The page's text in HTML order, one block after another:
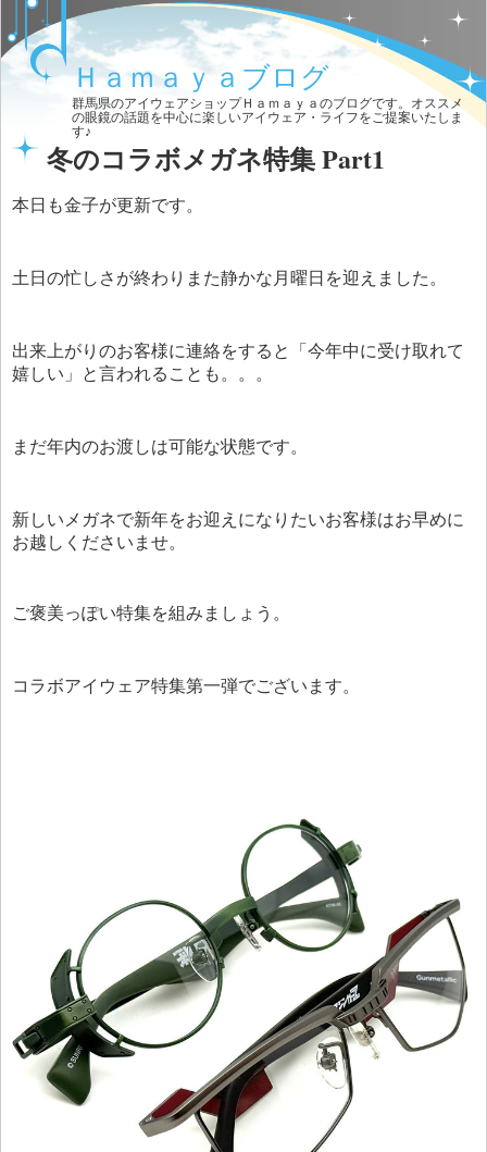
Ｈａｍａｙａブログ
群馬県のアイウェアショップＨａｍａｙａのブログです。オススメ
の眼鏡の話題を中心に楽しいアイウェア・ライフをご提案いたしま
す♪
冬のコラボメガネ特集 Part1
本日も金子が更新です。
土日の忙しさが終わりまた静かな月曜日を迎えました。
出来上がりのお客様に連絡をすると「今年中に受け取れて
嬉しい」と言われることも。。。
まだ年内のお渡しは可能な状態です。
新しいメガネで新年をお迎えになりたいお客様はお早めに
お越しくださいませ。
ご褒美っぽい特集を組みましょう。
コラボアイウェア特集第一弾でございます。